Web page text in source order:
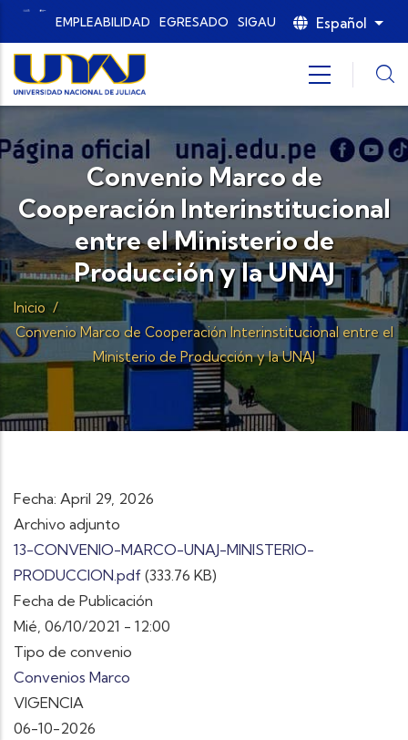
Pasar al contenido principal
EMPLEABILIDAD EGRESADO SIGAU Español
Convenio Marco de
Cooperación Interinstitucional
entre el Ministerio de
Producción y la UNAJ
Inicio /
Convenio Marco de Cooperación Interinstitucional entre el
Ministerio de Producción y la UNAJ
Fecha: April 29, 2026
Archivo adjunto
13-CONVENIO-MARCO-UNAJ-MINISTERIO-
PRODUCCION.pdf (333.76 KB)
Fecha de Publicación
Mié, 06/10/2021 - 12:00
Tipo de convenio
Convenios Marco
VIGENCIA
06-10-2026